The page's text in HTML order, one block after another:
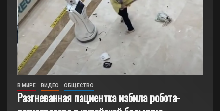
В МИРЕ ВИДЕО ОБЩЕСТВО
Разгневанная пациентка избила робота-